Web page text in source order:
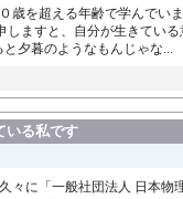
を超える年齢で学んで
ますと、自分が生きてい
夕暮のようなもんじゃな...
いる私です
に「一般社団法人 日本